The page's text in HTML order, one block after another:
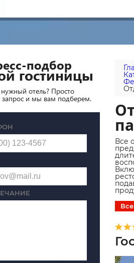
Все
Все
подбор
гостиницы
отель? Просто
запрос и мы вам подберем.